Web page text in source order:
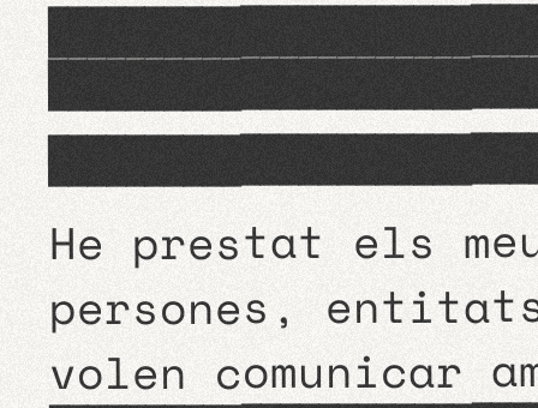
Mai he treballat per empreses
Absolute Vodka, Copa
He prestat els
persones,
volen comunicar